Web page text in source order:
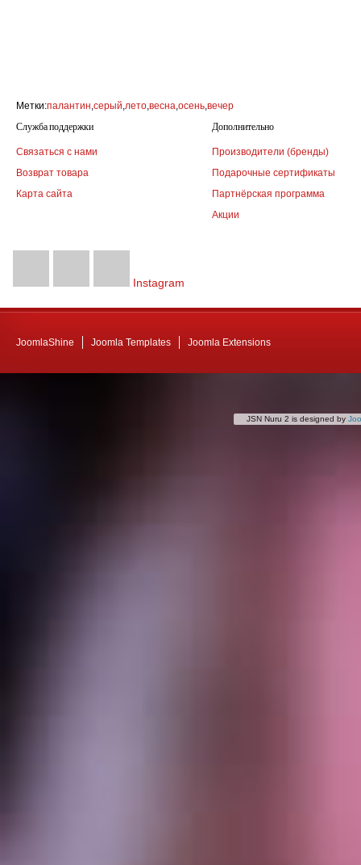
Метки:палантин,серый,лето,весна,осень,вечер
Служба поддержки
Связаться с нами
Возврат товара
Карта сайта
Дополнительно
Производители (бренды)
Подарочные сертификаты
Партнёрская программа
Акции
Instagram
JoomlaShine Joomla Templates Joomla Extensions
JSN Nuru 2 is designed by